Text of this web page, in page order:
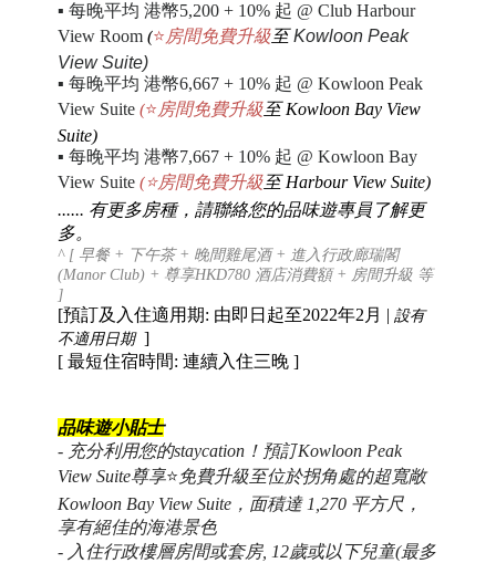
▪每晚平均 港幣5,200 + 10% 起 @ Club Harbour
View Room (⭐房間免費升級至Kowloon Peak
View Suite)
▪每晚平均 港幣6,667 + 10% 起 @ Kowloon Peak
View Suite(⭐房間免費升級至Kowloon Bay View
Suite)
▪每晚平均 港幣7,667 + 10% 起 @ Kowloon Bay
View Suite (⭐房間免費升級至 Harbour View Suite)
...... 有更多房種，請聯絡您的品味遊專員了解更
多。
^ [ 早餐 + 下午茶 + 晚間雞尾酒 + 進入行政廊瑞閣
(Manor Club) + 尊享HKD780 酒店消費額 + 房間升級 等
]
[預訂及入住適用期: 由即日起至2022年2月 |設有
不適用日期 ]
[ 最短住宿時間: 連續入住三晚 ]
品味遊小貼士
- 充分利用您的staycation！預訂Kowloon Peak
View Suite尊享⭐免費升級至位於拐角處的超寬敞
Kowloon Bay View Suite ，面積達1,270 平方尺，
享有絕佳的海港景色
- 入住行政樓層房間或套房, 12歲或以下兒童(最多